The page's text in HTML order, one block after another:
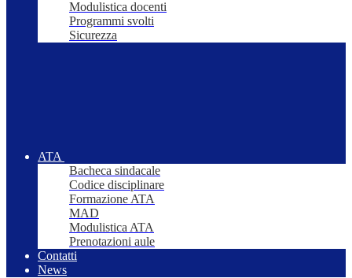
Modulistica docenti
Programmi svolti
Sicurezza
ATA
Bacheca sindacale
Codice disciplinare
Formazione ATA
MAD
Modulistica ATA
Prenotazioni aule
Contatti
News